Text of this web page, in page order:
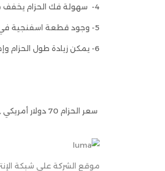
4- سهولة فك الحزام يخفف من اهتزاز الكاميرا عند تثبيتها على الحامل Tripod .
5- وجود قطعة اسفنجية في منطقة الكتف تساعد على تثبيت الحزام .
6- يمكن زيادة طول الحزام وإضافة اكسسوارات أخرى .
سعر الحزام 70
موقع الشركة على شبكة